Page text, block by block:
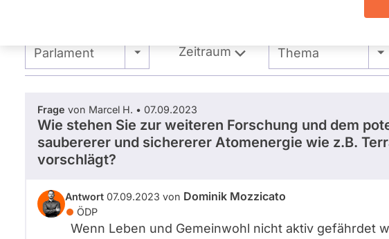
Parlament
- Alle - Zeitraum Thema
- Alle -
Frage von Marcel H. • 07.09.2023
Wie stehen Sie zur weiteren Forschung und dem
saubererer und sichererer Atomenergie wie z.B.
vorschlägt?
Antwort 07.09.2023 von Dominik Mozzicato
ÖDP
Wenn Leben und Gemeinwohl nicht aktiv gefährdet